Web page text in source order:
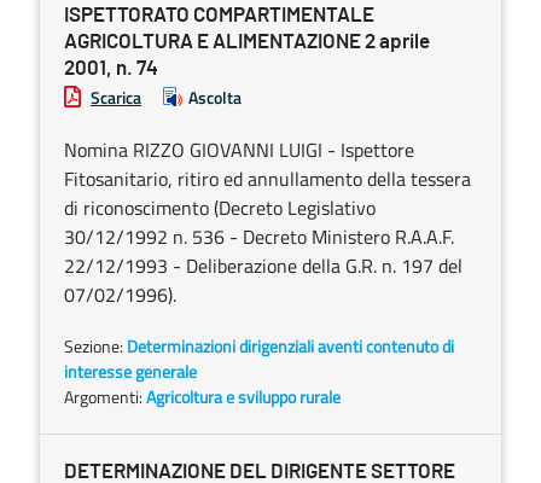
ISPETTORATO COMPARTIMENTALE
AGRICOLTURA E ALIMENTAZIONE 2 aprile
2001, n. 74
Scarica Ascolta
Nomina RIZZO GIOVANNI LUIGI - Ispettore
Fitosanitario, ritiro ed annullamento della tessera
di riconoscimento (Decreto Legislativo
30/12/1992 n. 536 - Decreto Ministero R.A.A.F.
22/12/1993 - Deliberazione della G.R. n. 197 del
07/02/1996).
Sezione: Determinazioni dirigenziali aventi contenuto di
interesse generale
Argomenti:Agricoltura e sviluppo rurale
DETERMINAZIONE DEL DIRIGENTE SETTORE